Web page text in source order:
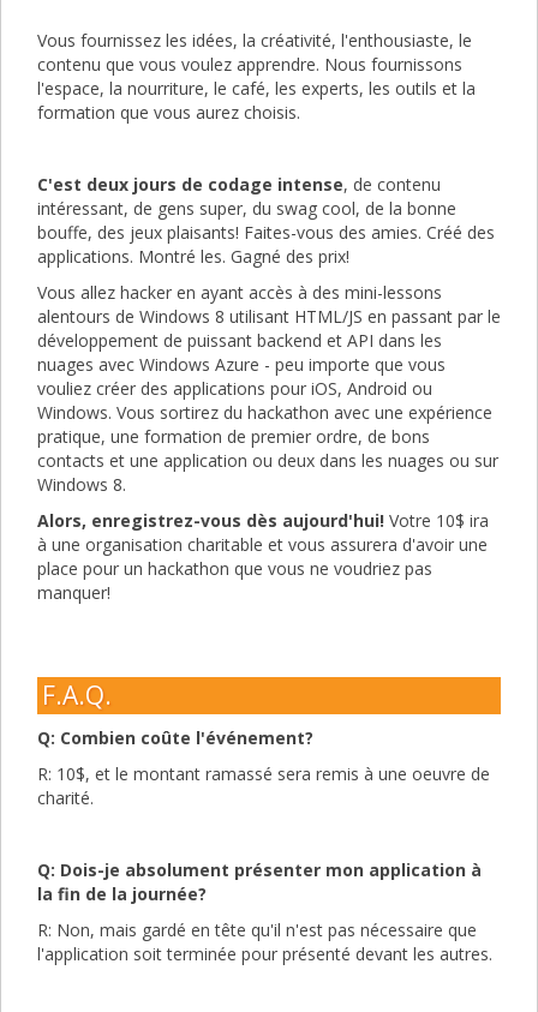
Vous fournissez les idées, la créativité, l'enthousiaste, le
contenu que vous voulez apprendre. Nous fournissons
l'espace, la nourriture, le café, les experts, les outils et la
formation que vous aurez choisis.
C'est deux jours de codage intense, de contenu
intéressant, de gens super, du swag cool, de la bonne
bouffe, des jeux plaisants! Faites-vous des amies. Créé des
applications. Montré les. Gagné des prix!
Vous allez hacker en ayant accès à des mini-lessons
alentours de Windows 8 utilisant HTML/JS en passant par le
développement de puissant backend et API dans les
nuages avec Windows Azure - peu importe que vous
vouliez créer des applications pour iOS, Android ou
Windows. Vous sortirez du hackathon avec une expérience
pratique, une formation de premier ordre, de bons
contacts et une application ou deux dans les nuages ou sur
Windows 8.
Alors, enregistrez-vous dès aujourd'hui! Votre 10$ ira
à une organisation charitable et vous assurera d'avoir une
place pour un hackathon que vous ne voudriez pas
manquer!
F.A.Q.
Q: Combien coûte l'événement?
R: 10$, et le montant ramassé sera remis à une oeuvre de
charité.
Q: Dois-je absolument présenter mon application à
la fin de la journée?
R: Non, mais gardé en tête qu'il n'est pas nécessaire que
l'application soit terminée pour présenté devant les autres.